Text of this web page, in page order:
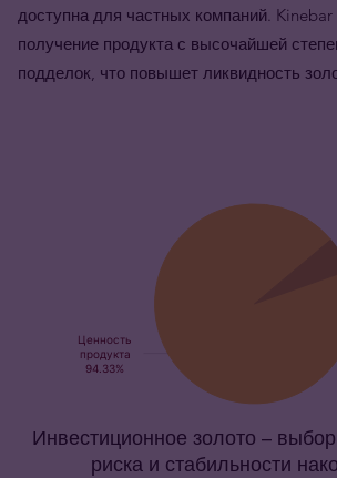
доступна для частных компаний. Kinebar
получение продукта с высочайшей
подделок, что повышет ликвидность
Инвестиционное золото –
риска и стабильности